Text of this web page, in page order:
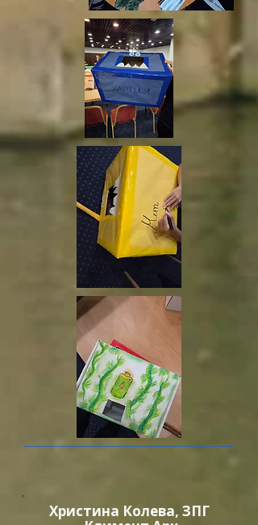
Христина Колева, ЗПГ